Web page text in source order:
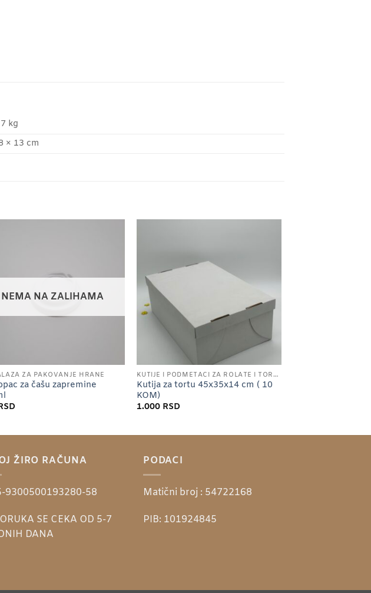
kg
× 13 cm
NEMA NA ZALIHAMA
ZA PAKOVANJE HRANE
za čašu zapremine
KUTIJE I PODMETACI ZA ROLATE I TORTE
Kutija za tortu 45x35x14 cm ( 10
KOM)
1.000 RSD
ŽIRO RAČUNA
9300500193280-58
SE CEKA OD 5-7
DANA
PODACI
Matični broj : 54722168
PIB: 101924845